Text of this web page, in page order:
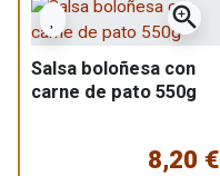
zoom_in
Salsa boloñesa con
carne de pato 550g
8,20 €